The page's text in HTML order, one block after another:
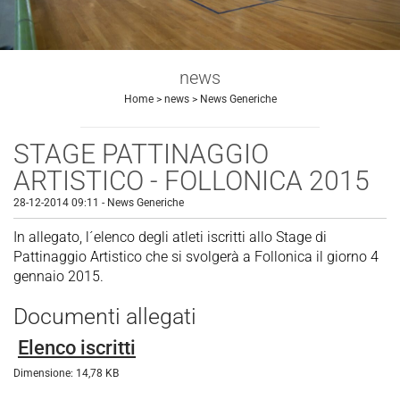
news
Home> news> News Generiche
STAGE PATTINAGGIO
ARTISTICO - FOLLONICA 2015
28-12-2014 09:11 - News Generiche
In allegato, l´elenco degli atleti iscritti allo Stage di
Pattinaggio Artistico che si svolgerà a Follonica il giorno 4
gennaio 2015.
Documenti allegati
Elenco iscritti
Dimensione: 14,78 KB